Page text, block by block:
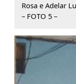
Rosa e Adelar
– FOTO 5 –